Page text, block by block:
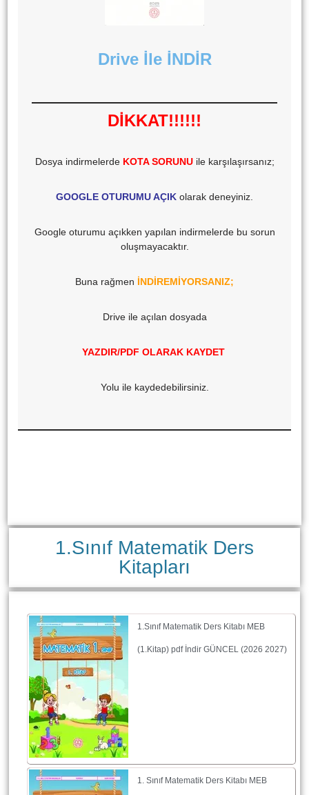
Drive İle İNDİR
DİKKAT!!!!!!
Dosya indirmelerde KOTA SORUNUile karşılaşırsanız;
GOOGLE OTURUMU AÇIK olarak deneyiniz.
Google oturumu açıkken yapılan indirmelerde bu sorun
oluşmayacaktır.
Buna rağmen İNDİREMİYORSANIZ;
Drive ile açılan dosyada
YAZDIR/PDF OLARAK KAYDET
Yolu ile kaydedebilirsiniz.
1.Sınıf Matematik Ders
Kitapları
1.Sınıf Matematik Ders Kitabı MEB
(1.Kitap) pdf İndir GÜNCEL (2026 2027)
1. Sınıf Matematik Ders Kitabı MEB